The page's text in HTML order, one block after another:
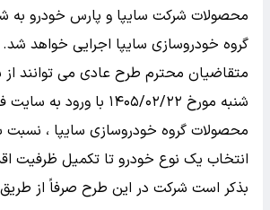
محصولات شرکت سایپا و پارس خودرو به
گروه خودروسازی سایپا اجرایی خواهد شد.
شنبه مورخ ۱۴۰۵/۰۲/۲۲ با
محصولات گروه خودروسازی سایپا ، نسبت
انتخاب یک نوع خودرو تا تکمیل ظرفیت
بذکر است شرکت در این طرح صرفاً از